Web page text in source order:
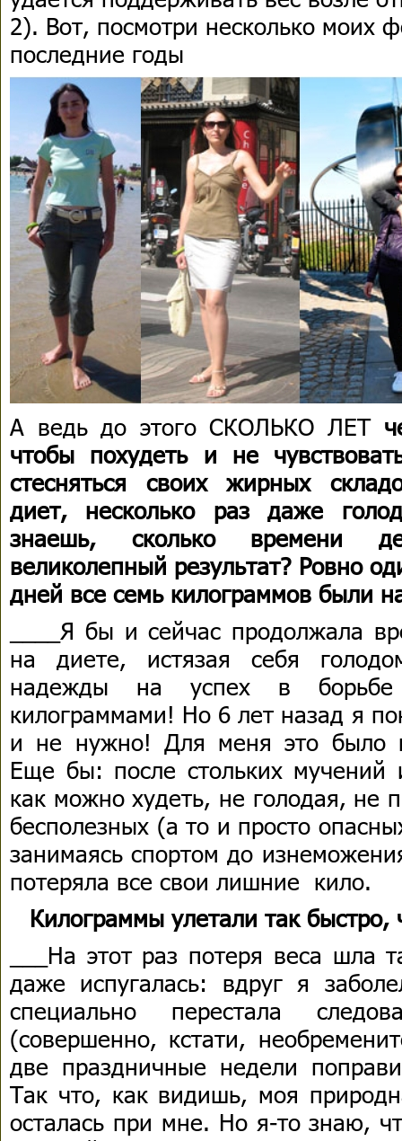
2). Вот, посмотри несколько моих
последние годы
А ведь до этого СКОЛЬКО ЛЕТ ч
чтобы похудеть и не
стесняться своих жирных
диет, несколько раз даже
знаешь, сколько времени
великолепный результат? Ровно
дней все семь килограммов были
____Я бы и сейчас продолжала
на диете, истязая себя
надежды на успех в
килограммами! Но 6 лет назад я
и не нужно! Для меня это было
Еще бы: после стольких мучений
как можно худеть, не голодая, не
бесполезных (а то и просто
занимаясь спортом до
потеряла все свои лишние кило.
Килограммы улетали так быстро,
___На этот раз потеря веса шла
даже испугалась: вдруг я
специально перестала
(совершенно, кстати,
две праздничные недели
Так что, как видишь, моя
осталась при мне. Но я-то знаю,